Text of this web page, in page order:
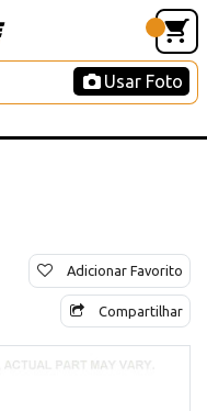
Usar Foto
Adicionar Favorito
Compartilhar